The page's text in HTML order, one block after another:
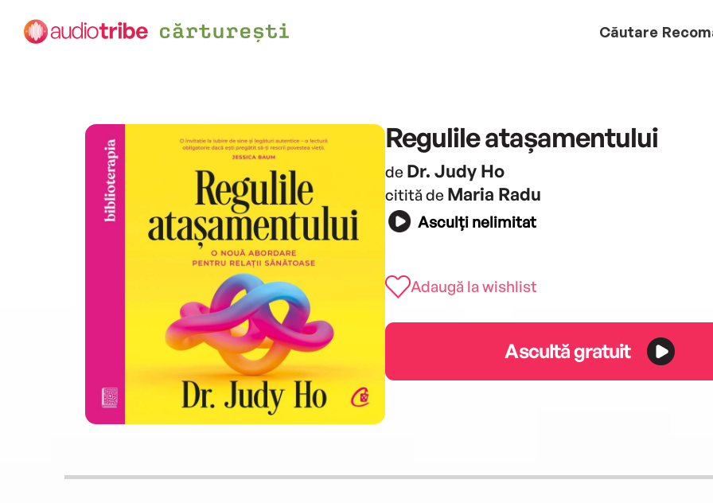
Căutare
Regulile atașamentului
de Dr. Judy Ho
citită de Maria Radu
Asculți nelimitat
Adaugă la wishlist
Ascultă gratuit